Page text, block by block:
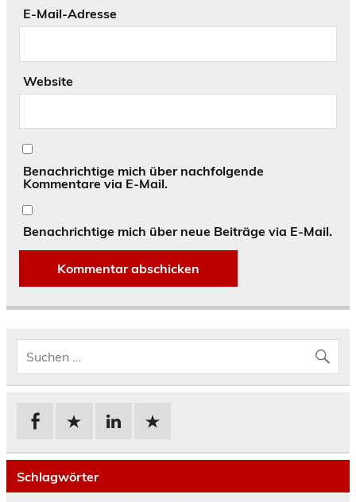
E-Mail-Adresse
Website
Benachrichtige mich über nachfolgende
Kommentare via E-Mail.
Benachrichtige mich über neue Beiträge via E-Mail.
Schlagwörter